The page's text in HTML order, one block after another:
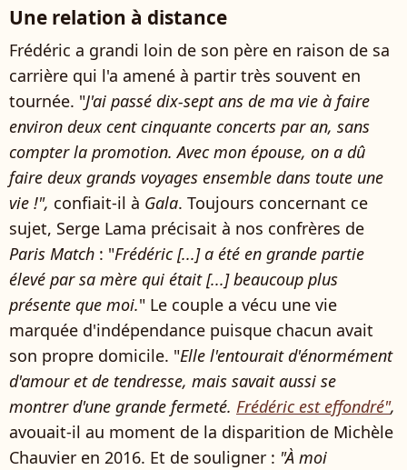
Une relation à distance
Frédéric a grandi loin de son père en raison de sa
carrière qui l'a amené à partir très souvent en
tournée. "J'ai passé dix-sept ans de ma vie à faire
environ deux cent cinquante concerts par an, sans
compter la promotion. Avec mon épouse, on a dû
faire deux grands voyages ensemble dans toute une
vie !", confiait-il à Gala. Toujours concernant ce
sujet, Serge Lama précisait à nos confrères de
Paris Match : "Frédéric [...] a été en grande partie
élevé par sa mère qui était [...] beaucoup plus
présente que moi." Le couple a vécu une vie
marquée d'indépendance puisque chacun avait
son propre domicile. "Elle l'entourait d'énormément
d'amour et de tendresse, mais savait aussi se
montrer d'une grande fermeté. Frédéric est effondré",
avouait-il au moment de la disparition de Michèle
Chauvier en 2016. Et de souligner : "À moi